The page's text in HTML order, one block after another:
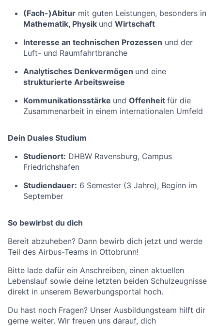
(Fach-)Abitur mit guten Leistungen, besonders in
Mathematik, Physik und Wirtschaft
Interesse an technischen Prozessen und der
Luft- und Raumfahrtbranche
Analytisches Denkvermögen und eine
strukturierte Arbeitsweise
Kommunikationsstärke und Offenheit für die
Zusammenarbeit in einem internationalen Umfeld
Dein Duales Studium
Studienort: DHBW Ravensburg, Campus
Friedrichshafen
Studiendauer: 6 Semester (3 Jahre), Beginn im
September
So bewirbst du dich
Bereit abzuheben? Dann bewirb dich jetzt und werde
Teil des Airbus-Teams in Ottobrunn!
Bitte lade dafür ein Anschreiben, einen aktuellen
Lebenslauf sowie deine letzten beiden Schulzeugnisse
direkt in unserem Bewerbungsportal hoch.
Du hast noch Fragen? Unser Ausbildungsteam hilft dir
gerne weiter. Wir freuen uns darauf, dich